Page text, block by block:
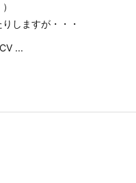
しますが・・・
...